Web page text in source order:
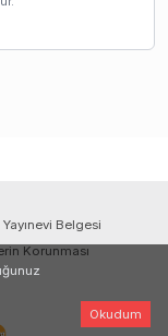
Belgesi
Korunması
Okudum